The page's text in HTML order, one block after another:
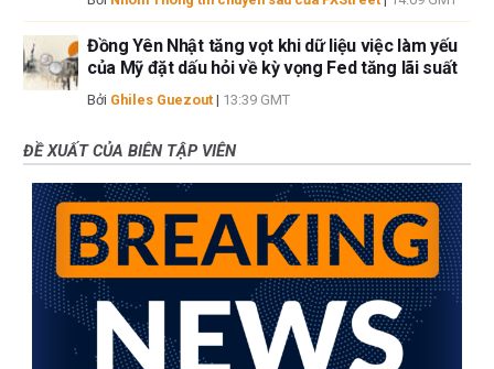
Đồng Yên Nhật tăng vọt khi dữ liệu việc làm yếu
của Mỹ đặt dấu hỏi về kỳ vọng Fed tăng lãi suất
Bởi Ghiles Guezout | 13:39 GMT
ĐỀ XUẤT CỦA BIÊN TẬP VIÊN